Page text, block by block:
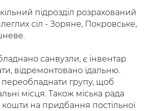
підрозділ розрахований
сіл - Зоряне, Покровське,
санвузли, є інвентар
відремонтовано їдальню.
переобладнати групу, щоб
місця. Також міська рада
кошти на придбання постільної